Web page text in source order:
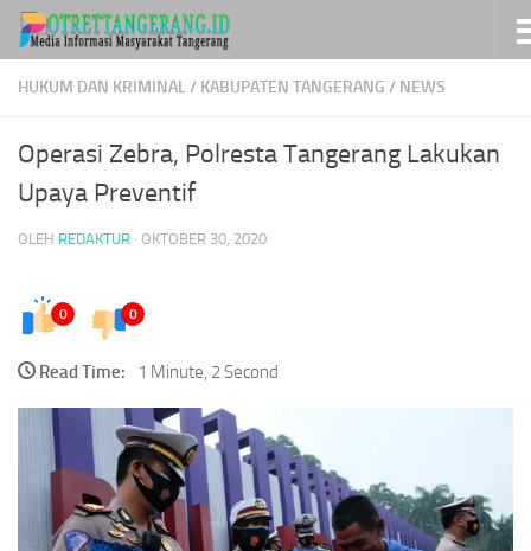
Skip to content
HUKUM DAN KRIMINAL/ KABUPATEN TANGERANG / NEWS
Operasi Zebra, Polresta Tangerang Lakukan
Upaya Preventif
OLEH REDAKTUR · OKTOBER 30, 2020
0 0
Read Time: 1 Minute, 2 Second